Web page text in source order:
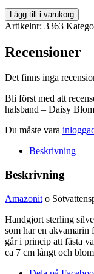
Amazonit
o
på
kedja
-
Blomma
mängd
Lägg till i varukorg
Artikelnr: 3363
Recensioner
Det finns inga
Bli först med att
halsband – Daisy
Du måste vara
Beskrivning
Beskrivning
Amazonit o
Handgjort sterling
som har en akvamarin
går i princip att fästa
ca 7 cm långt och